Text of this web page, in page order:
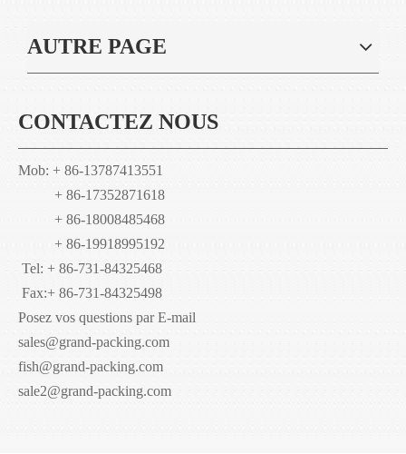
AUTRE PAGE
CONTACTEZ NOUS
Mob: + 86-13787413551
+ 86-17352871618
+ 86-18008485468
+ 86-19918995192
Tel: + 86-731-84325468
Fax:+ 86-731-84325498
Posez vos questions par E-mail
sales@grand-packing.com
fish@grand-packing.com
sale2@grand-packing.com